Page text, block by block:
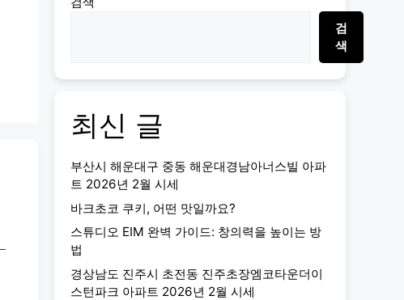
검
색
최신 글
부산시 해운대구 중동 해운대경남아너스빌 아파
트 2026년 2월 시세
바크초코 쿠키, 어떤 맛일까요?
스튜디오 EIM 완벽 가이드: 창의력을 높이는 방
법
경상남도 진주시 초전동 진주초장엠코타운더이
스턴파크 아파트 2026년 2월 시세